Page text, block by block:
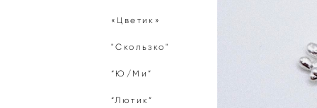
«Цветик»
"Скользко"
“Ю/Ми”
“Лютик”